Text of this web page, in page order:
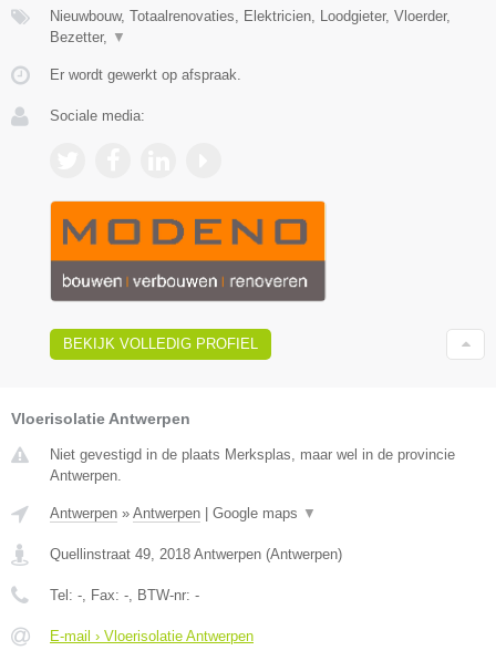
Nieuwbouw, Totaalrenovaties, Elektricien, Loodgieter, Vloerder,
Bezetter,
▼
Er wordt gewerkt op afspraak.
Sociale media:
BEKIJK VOLLEDIG PROFIEL
Vloerisolatie Antwerpen
Niet gevestigd in de plaats Merksplas, maar wel in de provincie
Antwerpen.
Antwerpen » Antwerpen Google maps ▼
Quellinstraat 49, 2018 Antwerpen (Antwerpen)
Tel: -, Fax: -, BTW-nr: -
E-mail › Vloerisolatie Antwerpen